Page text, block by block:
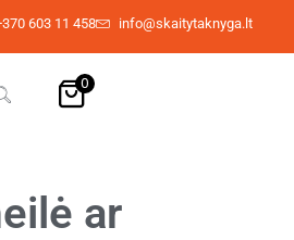
603 11 458 info@skaitytaknyga.lt
0
ar